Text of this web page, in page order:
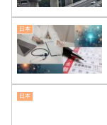
日本
日本